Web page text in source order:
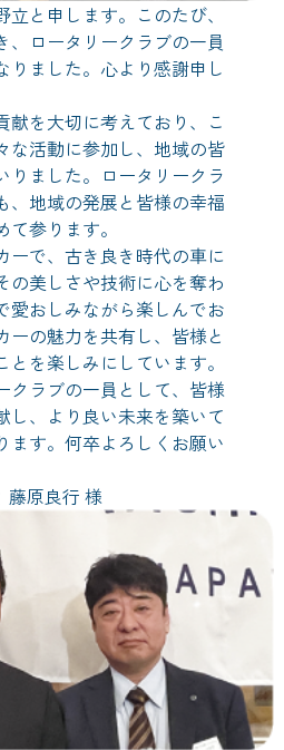
と申します。このたび、
、ロータリークラブの一員
りました。心より感謝申し
を大切に考えており、こ
な活動に参加し、地域の皆
りました。ロータリークラ
、地域の発展と皆様の幸福
参ります。
ーで、古き良き時代の車に
の美しさや技術に心を奪わ
愛おしみながら楽しんでお
ーの魅力を共有し、皆様と
を楽しみにしています。
クラブの一員として、皆様
し、より良い未来を築いて
ます。何卒よろしくお願い
原良行 様